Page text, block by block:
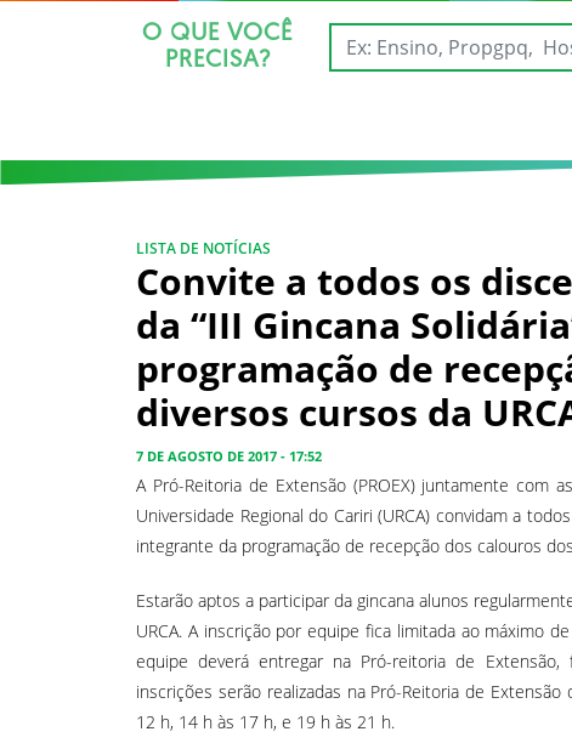
O QUE VOCÊ
PRECISA?
LISTA DE NOTÍCIAS
Convite a todos os
da “III Gincana
programação de
diversos cursos da
7 DE AGOSTO DE 2017 - 17:52
A Pró-Reitoria de Extensão (PROEX) juntamente com
Universidade Regional do Cariri (URCA) convidam a
integrante da programação de recepção dos calouros
Estarão aptos a participar da gincana alunos
URCA. A inscrição por equipe fica limitada ao máximo
equipe deverá entregar na Pró-reitoria de
inscrições serão realizadas na Pró-Reitoria de
12 h, 14 h às 17 h, e 19 h às 21 h.